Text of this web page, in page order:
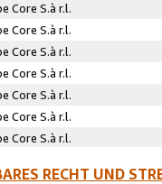
Core S.à r.l.
Core S.à r.l.
Core S.à r.l.
Core S.à r.l.
Core S.à r.l.
Core S.à r.l.
Core S.à r.l.
RECHT UND